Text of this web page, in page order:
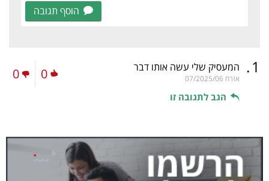
הוסף תגובה
1
. המעסיק שלי עשה אותו דבר
אזרח 07/2025/06
הגב לתגובה זו
0
0